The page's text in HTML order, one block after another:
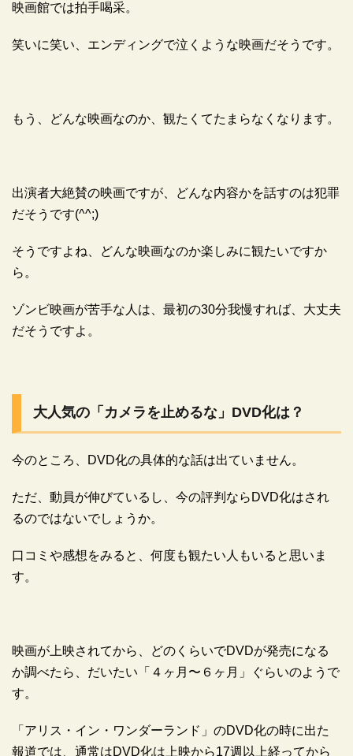
映画館では拍手喝采。
笑いに笑い、エンディングで泣くような映画だそうです。
もう、どんな映画なのか、観たくてたまらなくなります。
出演者大絶賛の映画ですが、どんな内容かを話すのは犯罪
だそうです(^^;)
そうですよね、どんな映画なのか楽しみに観たいですか
ら。
ゾンビ映画が苦手な人は、最初の30分我慢すれば、大丈夫
だそうですよ。
大人気の「カメラを止めるな」DVD化は？
今のところ、DVD化の具体的な話は出ていません。
ただ、動員が伸びているし、今の評判ならDVD化はされ
るのではないでしょうか。
口コミや感想をみると、何度も観たい人もいると思いま
す。
映画が上映されてから、どのくらいでDVDが発売になる
か調べたら、だいたい「４ヶ月〜６ヶ月」ぐらいのようで
す。
「アリス・イン・ワンダーランド」のDVD化の時に出た
報道では、通常はDVD化は上映から17週以上経ってから